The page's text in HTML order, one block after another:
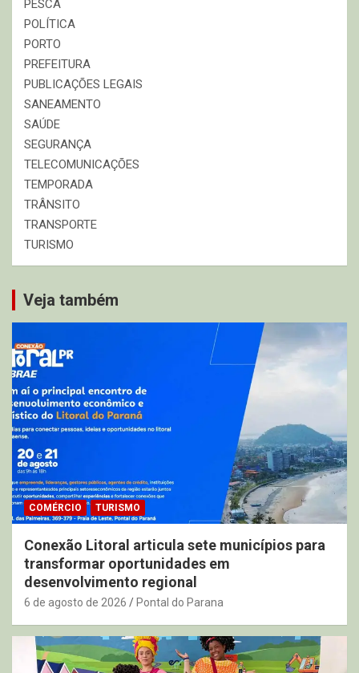
PESCA
POLÍTICA
PORTO
PREFEITURA
PUBLICAÇÕES LEGAIS
SANEAMENTO
SAÚDE
SEGURANÇA
TELECOMUNICAÇÕES
TEMPORADA
TRÂNSITO
TRANSPORTE
TURISMO
Veja também
COMÉRCIO TURISMO
Conexão Litoral articula sete municípios para
transformar oportunidades em
desenvolvimento regional
6 de agosto de 2026 Pontal do Parana